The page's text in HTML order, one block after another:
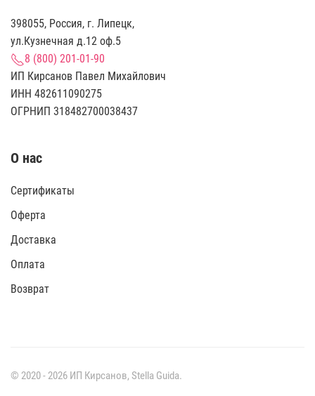
398055, Россия, г. Липецк,
ул.Кузнечная д.12 оф.5
8 (800) 201-01-90
ИП Кирсанов Павел Михайлович
ИНН 482611090275
ОГРНИП 318482700038437
О нас
Сертификаты
Оферта
Доставка
Оплата
Возврат
© 2020 - 2026 ИП Кирсанов, Stella Guida.